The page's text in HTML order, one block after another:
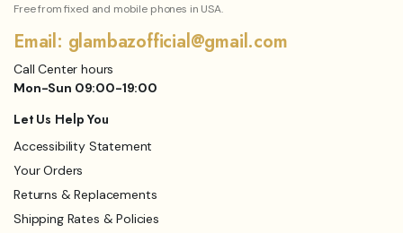
Free from fixed and mobile phones in USA.
Email: glambazofficial@gmail.com
Call Center hours
Mon-Sun 09:00-19:00
Let Us Help You
Accessibility Statement
Your Orders
Returns & Replacements
Shipping Rates & Policies